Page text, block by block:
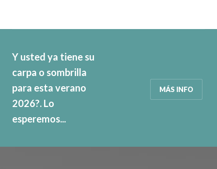
Y usted ya tiene su
carpa o sombrilla
para esta verano
2026?. Lo
esperemos...
MÁS INFO